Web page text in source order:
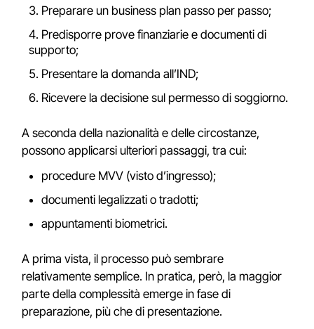
Preparare un business plan passo per passo;
Predisporre prove finanziarie e documenti di
supporto;
Presentare la domanda all’IND;
Ricevere la decisione sul permesso di soggiorno.
A seconda della nazionalità e delle circostanze,
possono applicarsi ulteriori passaggi, tra cui:
procedure MVV (visto d’ingresso);
documenti legalizzati o tradotti;
appuntamenti biometrici.
A prima vista, il processo può sembrare
relativamente semplice. In pratica, però, la maggior
parte della complessità emerge in fase di
preparazione, più che di presentazione.